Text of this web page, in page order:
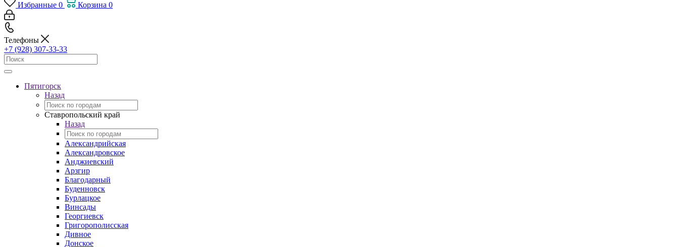
Избранные 0 Корзина 0
Телефоны
+7 (928) 307-33-33
Пятигорск
Назад
Ставропольский край
Назад
Александрийская
Александровское
Анджиевский
Арзгир
Благодарный
Буденновск
Бурлацкое
Винсады
Георгиевск
Григорополисская
Дивное
Донское